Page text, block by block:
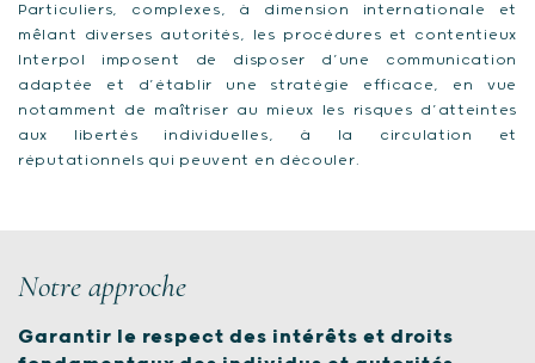
Particuliers, complexes, à dimension internationale et
mêlant diverses autorités, les procédures et contentieux
Interpol imposent de disposer d’une communication
adaptée et d’établir une stratégie efficace, en vue
notamment de maîtriser au mieux les risques d’atteintes
aux libertés individuelles, à la circulation et
réputationnels qui peuvent en découler.
Notre approche
Garantir le respect des intérêts et droits